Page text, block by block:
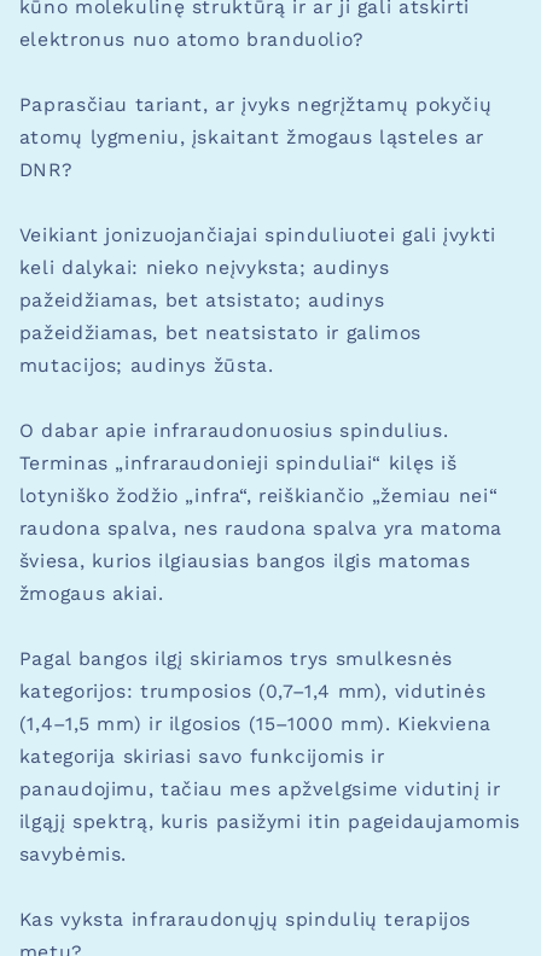
kūno molekulinę struktūrą ir ar ji gali atskirti
elektronus nuo atomo branduolio?
Paprasčiau tariant, ar įvyks negrįžtamų pokyčių
atomų lygmeniu, įskaitant žmogaus ląsteles ar
DNR?
Veikiant jonizuojančiajai spinduliuotei gali įvykti
keli dalykai: nieko neįvyksta; audinys
pažeidžiamas, bet atsistato; audinys
pažeidžiamas, bet neatsistato ir galimos
mutacijos; audinys žūsta.
O dabar apie infraraudonuosius spindulius.
Terminas „infraraudonieji spinduliai“ kilęs iš
lotyniško žodžio „infra“, reiškiančio „žemiau nei“
raudona spalva, nes raudona spalva yra matoma
šviesa, kurios ilgiausias bangos ilgis matomas
žmogaus akiai.
Pagal bangos ilgį skiriamos trys smulkesnės
kategorijos: trumposios (0,7–1,4 mm), vidutinės
(1,4–1,5 mm) ir ilgosios (15–1000 mm). Kiekviena
kategorija skiriasi savo funkcijomis ir
panaudojimu, tačiau mes apžvelgsime vidutinį ir
ilgąjį spektrą, kuris pasižymi itin pageidaujamomis
savybėmis.
Kas vyksta infraraudonųjų spindulių terapijos